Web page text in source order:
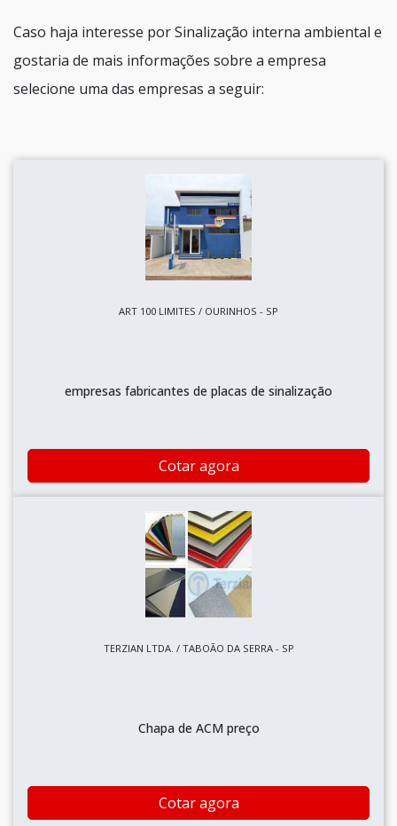
Caso haja interesse por Sinalização interna ambiental e
gostaria de mais informações sobre a empresa
selecione uma das empresas a seguir:
ART 100 LIMITES / OURINHOS - SP
empresas fabricantes de placas de sinalização
Cotar agora
TERZIAN LTDA. / TABOÃO DA SERRA - SP
Chapa de ACM preço
Cotar agora